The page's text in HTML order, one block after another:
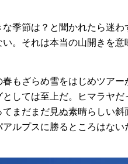
季節は？と聞かれたら迷
。それは本当の山開きを意
もざらめ雪をはじめツア
しては至上だ。ヒマラヤ
まだまだ見ぬ素晴らしい
ルプスに勝るところはない